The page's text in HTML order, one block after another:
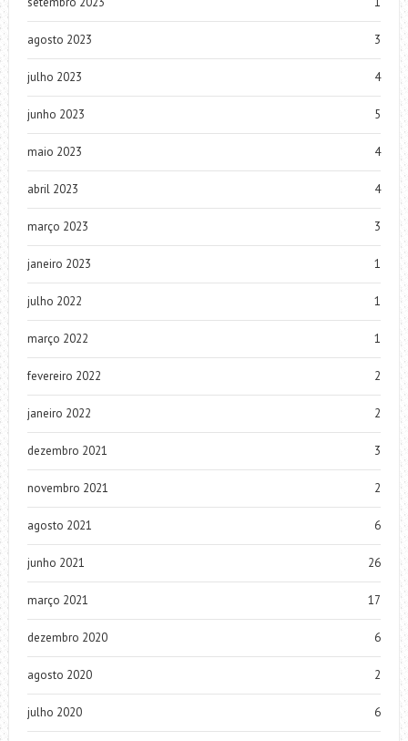
agosto 2023 3
julho 2023 4
junho 2023 5
maio 2023 4
abril 2023 4
março 2023 3
janeiro 2023 1
julho 2022 1
março 2022 1
fevereiro 2022 2
janeiro 2022 2
dezembro 2021 3
novembro 2021 2
agosto 2021 6
junho 2021 26
março 2021 17
dezembro 2020 6
agosto 2020 2
julho 2020 6